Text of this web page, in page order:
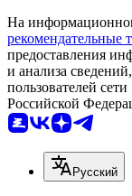
На
рекомендательные
предоставления
и анализа
пользователей
Российской
Русский